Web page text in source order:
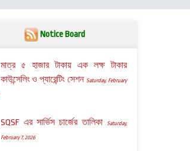
Notice Board
মাত্র ৫ হাজার টাকায় এক লক্ষ টাকার
কাউন্সেলিং ও প্যারেন্টিং সেশনSaturday, February
SQSF এর সার্ভিস চার্জের তালিকা Saturday,
February 7, 2026